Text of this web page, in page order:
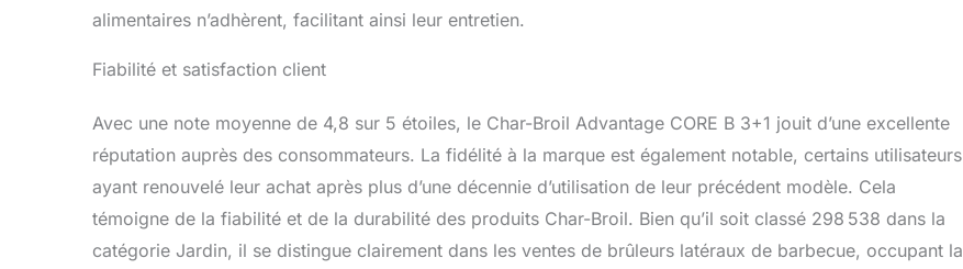
alimentaires n’adhèrent, facilitant ainsi leur entretien.
Fiabilité et satisfaction client
Avec une note moyenne de 4,8 sur 5 étoiles, le Char-Broil Advantage CORE B 3+1 jouit d’une excellente
réputation auprès des consommateurs. La fidélité à la marque est également notable, certains utilisateurs
ayant renouvelé leur achat après plus d’une décennie d’utilisation de leur précédent modèle. Cela
témoigne de la fiabilité et de la durabilité des produits Char-Broil. Bien qu’il soit classé 298 538 dans la
catégorie Jardin, il se distingue clairement dans les ventes de brûleurs latéraux de barbecue, occupant la